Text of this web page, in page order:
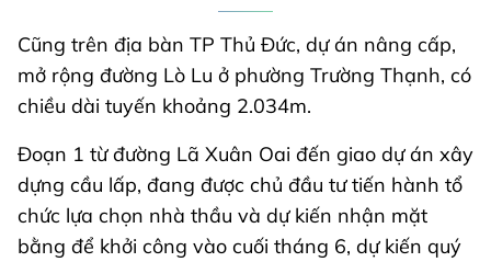
Cũng trên địa bàn TP Thủ Đức, dự án nâng cấp,
mở rộng đường Lò Lu ở phường Trường Thạnh, có
chiều dài tuyến khoảng 2.034m.
Đoạn 1 từ đường Lã Xuân Oai đến giao dự án xây
dựng cầu lấp, đang được chủ đầu tư tiến hành tổ
chức lựa chọn nhà thầu và dự kiến nhận mặt
bằng để khởi công vào cuối tháng 6, dự kiến quý